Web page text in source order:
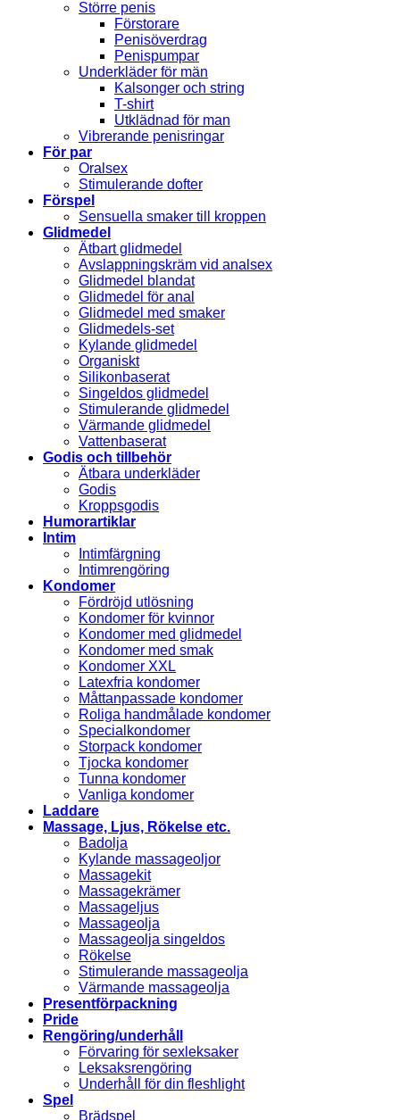
Större penis
Förstorare
Penisöverdrag
Penispumpar
Underkläder för män
Kalsonger och string
T-shirt
Utklädnad för man
Vibrerande penisringar
För par
Oralsex
Stimulerande dofter
Förspel
Sensuella smaker till kroppen
Glidmedel
Ätbart glidmedel
Avslappningskräm vid analsex
Glidmedel blandat
Glidmedel för anal
Glidmedel med smaker
Glidmedels-set
Kylande glidmedel
Organiskt
Silikonbaserat
Singeldos glidmedel
Stimulerande glidmedel
Värmande glidmedel
Vattenbaserat
Godis och tillbehör
Ätbara underkläder
Godis
Kroppsgodis
Humorartiklar
Intim
Intimfärgning
Intimrengöring
Kondomer
Fördröjd utlösning
Kondomer för kvinnor
Kondomer med glidmedel
Kondomer med smak
Kondomer XXL
Latexfria kondomer
Måttanpassade kondomer
Roliga handmålade kondomer
Specialkondomer
Storpack kondomer
Tjocka kondomer
Tunna kondomer
Vanliga kondomer
Laddare
Massage, Ljus, Rökelse etc.
Badolja
Kylande massageoljor
Massagekit
Massagekrämer
Massageljus
Massageolja
Massageolja singeldos
Rökelse
Stimulerande massageolja
Värmande massageolja
Presentförpackning
Pride
Rengöring/underhåll
Förvaring för sexleksaker
Leksaksrengöring
Underhåll för din fleshlight
Spel
Brädspel